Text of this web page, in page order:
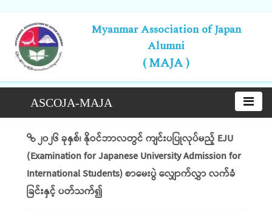
Myanmar Association of Japan
Alumni
( MAJA )
ASCOJA-MAJA
၂၀၂၆ ခုနှစ်၊ နိုဝင်ဘာလတွင် ကျင်းပပြုလုပ်မည့် EJU
(Examination for Japanese University Admission for
International Students) စာမေးပွဲ လျှောက်လွှာ လက်ခံ
ခြင်းနှင့် ပတ်သက်၍